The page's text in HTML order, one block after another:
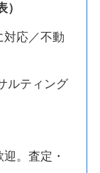
対応／不動
ルティング
。査定・